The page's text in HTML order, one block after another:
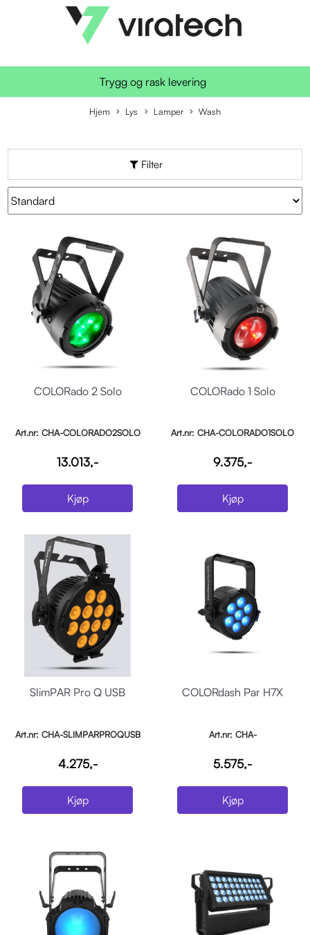
Trygg og rask levering
Hjem Lys Lamper Wash
Filter
COLORado 2 Solo
Art.nr: CHA-COLORADO2SOLO
13.013,-
Kjøp
COLORado 1 Solo
Art.nr: CHA-COLORADO1SOLO
9.375,-
Kjøp
SlimPAR Pro Q USB
Art.nr: CHA-SLIMPARPROQUSB
4.275,-
Kjøp
COLORdash Par H7X
Art.nr: CHA-
5.575,-
Kjøp